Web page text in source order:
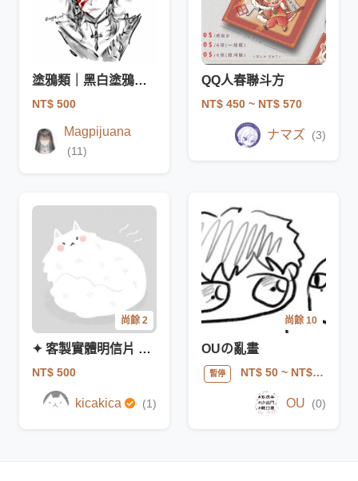
塗鴉類｜黑白塗鴉（驚喜包）
NT$ 500
Magpijuana
(11)
QQ人春聯斗方
NT$ 450 ~ NT$ 570
ナマズ (3)
尚餘 2
✦ 客製實體明信片 or 電繪塗鴉委託 ✦ kicakica
NT$ 500
kicakica (1)
尚餘 10
OUの亂畫
暫停 NT$ 50~ NT$ 150
OU (0)